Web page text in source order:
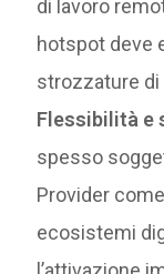
di lavoro
hotspot deve
strozzature
Flessibilità e
spesso
Provider come
ecosistemi